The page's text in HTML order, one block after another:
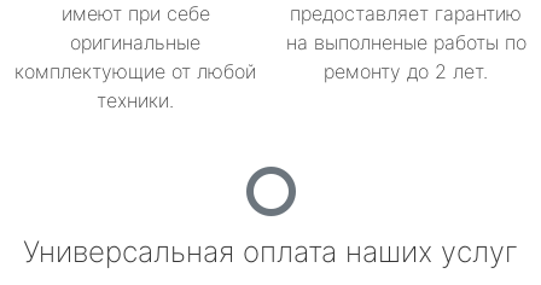
имеют при себе
оригинальные
комплектующие от любой
техники.
предоставляет гарантию
на выполненые работы по
ремонту до 2 лет.
Универсальная оплата наших услуг